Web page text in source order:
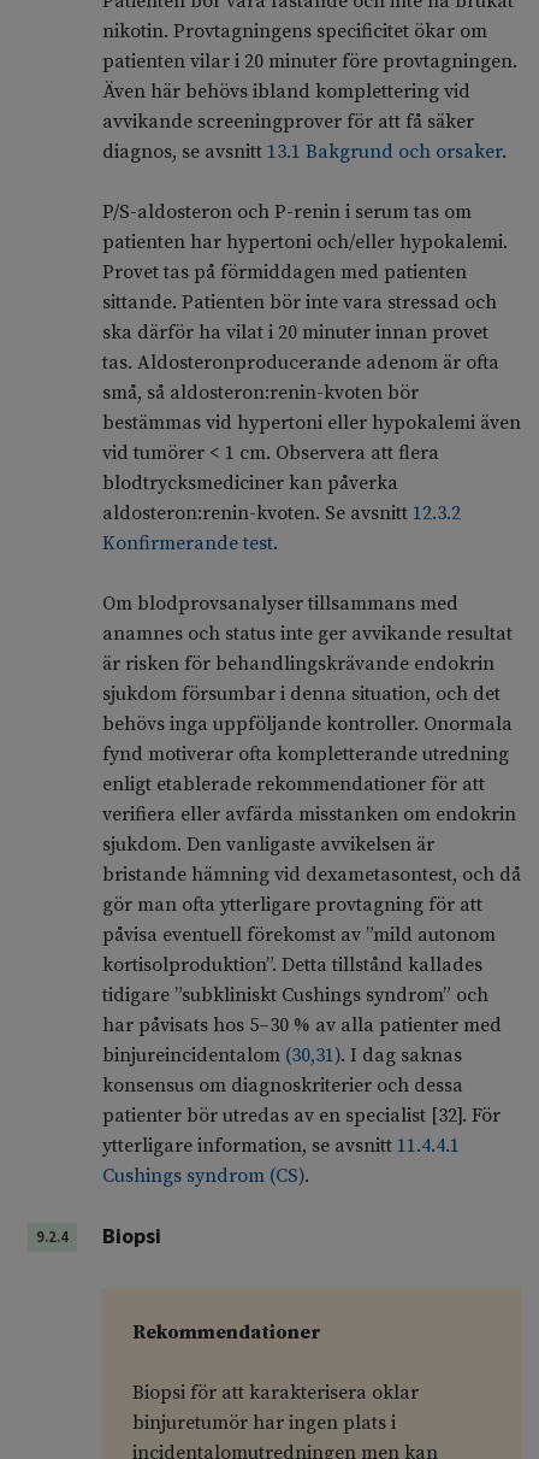
nikotin. Provtagningens specificitet ökar om
patienten vilar i 20 minuter före provtagningen.
Även här behövs ibland komplettering vid
avvikande screeningprover för att få säker
diagnos, se avsnitt 13.1 Bakgrund och orsaker.
P/S-aldosteron och P-renin i serum tas om
patienten har hypertoni och/eller hypokalemi.
Provet tas på förmiddagen med patienten
sittande. Patienten bör inte vara stressad och
ska därför ha vilat i 20 minuter innan provet
tas. Aldosteronproducerande adenom är ofta
små, så aldosteron:renin-kvoten bör
bestämmas vid hypertoni eller hypokalemi även
vid tumörer < 1 cm. Observera att flera
blodtrycksmediciner kan påverka
aldosteron:renin-kvoten. Se avsnitt 12.3.2
Konfirmerande test.
Om blodprovsanalyser tillsammans med
anamnes och status inte ger avvikande resultat
är risken för behandlingskrävande endokrin
sjukdom försumbar i denna situation, och det
behövs inga uppföljande kontroller. Onormala
fynd motiverar ofta kompletterande utredning
enligt etablerade rekommendationer för att
verifiera eller avfärda misstanken om endokrin
sjukdom. Den vanligaste avvikelsen är
bristande hämning vid dexametasontest, och då
gör man ofta ytterligare provtagning för att
påvisa eventuell förekomst av ”mild autonom
kortisolproduktion”. Detta tillstånd kallades
tidigare ”subkliniskt Cushings syndrom” och
har påvisats hos 5–30 % av alla patienter med
binjureincidentalom (30,31). I dag saknas
konsensus om diagnoskriterier och dessa
patienter bör utredas av en specialist [32]. För
ytterligare information, se avsnitt 11.4.4.1
Cushings syndrom (CS).
9.2.4 Biopsi
Rekommendationer
Biopsi för att karakterisera oklar
binjuretumör har ingen plats i
incidentalomutredningen men kan